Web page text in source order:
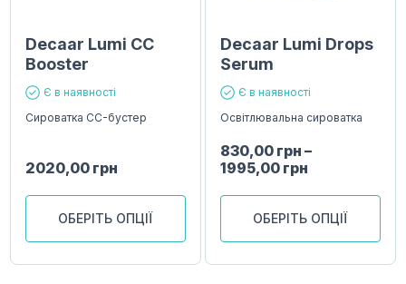
Decaar Lumi CC
Booster
Є в наявності
Сироватка CC-бустер
2020,00 грн
ОБЕРІТЬ ОПЦІЇ
Decaar Lumi Drops
Serum
Є в наявності
Освітлювальна сироватка
830,00 грн –
1995,00 грн
ОБЕРІТЬ ОПЦІЇ